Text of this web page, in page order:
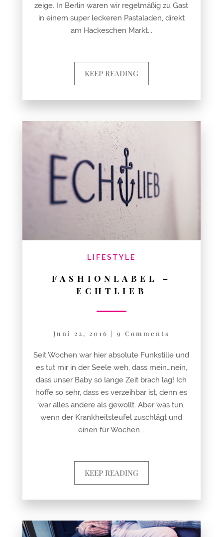
zeige. In Berlin waren wir regelmäßig zu Gast
in einem super leckeren Pastaladen, direkt
am Hackeschen Markt...
KEEP READING
LIFESTYLE
FASHIONLABEL –
ECHTLIEB
Juni 22, 2016 | 9 Comments
Seit Wochen war hier absolute Funkstille und
es tut mir in der Seele weh, dass mein…nein,
dass unser Baby so lange Zeit brach lag! Ich
hoffe so sehr, dass es verzeihbar ist, denn es
war alles andere als gewollt. Aber was tun,
wenn der Krankheitsteufel zuschlägt und
einen für Wochen...
KEEP READING